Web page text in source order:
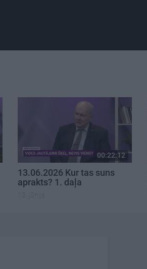
00:22:12
13.06.2026 Kur tas suns
aprakts? 1. daļa
13. jūnijs